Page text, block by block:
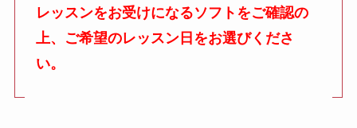
レッスンをお受けになるソフトをご確認の
上、ご希望のレッスン日をお選びくださ
い。